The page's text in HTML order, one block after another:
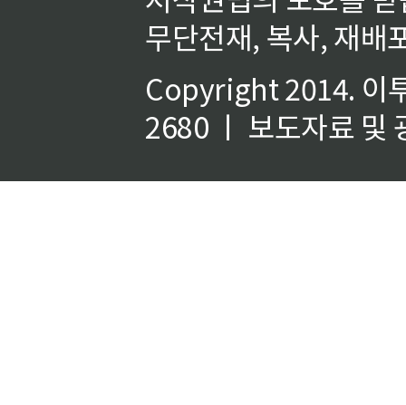
무단전재, 복사, 재배
Copyright 2014. 이
2680 ㅣ 보도자료